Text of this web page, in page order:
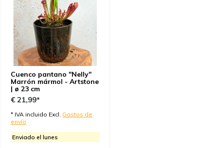
Cuenco pantano "Nelly"
Marrón mármol - Artstone
| ø 23 cm
€ 21,99*
* IVA incluido Excl. Gastos de
envío
Enviado el lunes